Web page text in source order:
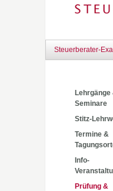
Steuerberater-
Lehrgänge
Seminare
Stitz-
Termine &
Info-
Prüfung &